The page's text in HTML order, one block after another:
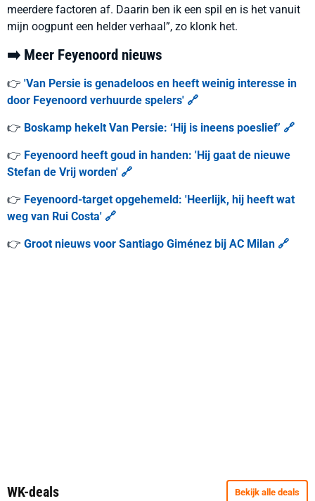
meerdere factoren af. Daarin ben ik een spil en is het vanuit
mijn oogpunt een helder verhaal”, zo klonk het.
➡️ Meer Feyenoord nieuws
👉 'Van Persie is genadeloos en heeft weinig interesse in
door Feyenoord verhuurde spelers' 🔗
👉 Boskamp hekelt Van Persie: ‘Hij is ineens poeslief’ 🔗
👉 Feyenoord heeft goud in handen: 'Hij gaat de nieuwe
Stefan de Vrij worden' 🔗
👉 Feyenoord-target opgehemeld: 'Heerlijk, hij heeft wat
weg van Rui Costa' 🔗
👉 Groot nieuws voor Santiago Giménez bij AC Milan 🔗
WK-deals Bekijk alle deals